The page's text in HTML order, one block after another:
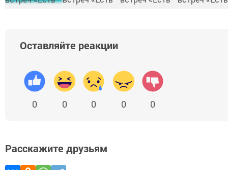
Оставляйте реакции
0 0 0 0 0
Расскажите друзьям